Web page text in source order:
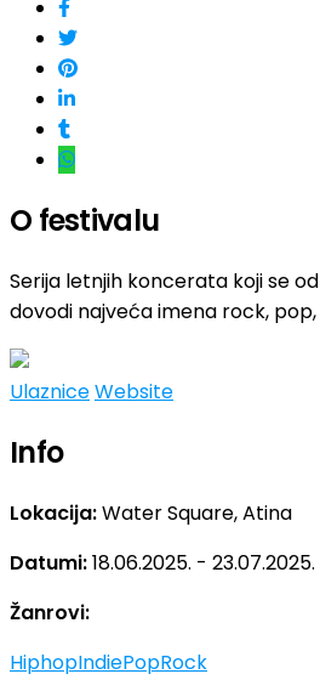
O festivalu
Serija letnjih koncerata koji se
dovodi najveća imena rock,
UlazniceWebsite
Info
Lokacija:Water Square, Atina
Datumi:18.06.2025. - 23.07.2025.
Žanrovi:
HiphopIndiePopRock